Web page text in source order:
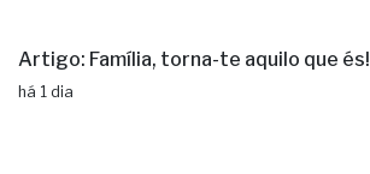
Artigo: Família, torna-te aquilo que és!
há 1 dia